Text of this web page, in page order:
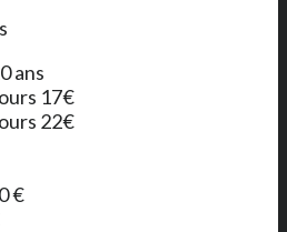
ans
17€
22€
€